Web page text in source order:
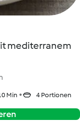
mediterranem
Min 4 Portionen